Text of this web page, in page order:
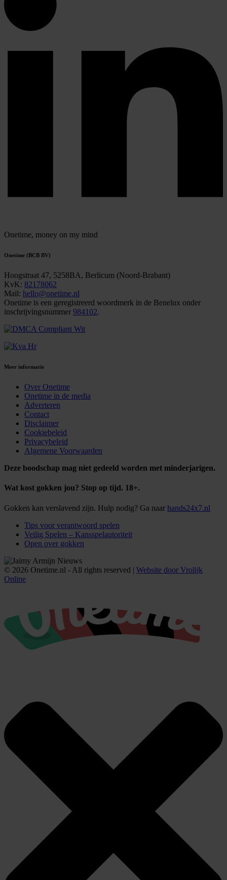
Onetime, money on my mind
Onetime (BCB BV)
Hoogstraat 47, 5258BA, Berlicum (Noord-Brabant)
KvK: 82178062
Mail: hello@onetime.nl
Onetime is een geregistreerd woordmerk in de Benelux onder
inschrijvingsnummer 984102.
Meer informatie
Over Onetime
Onetime in de media
Adverteren
Contact
Disclaimer
Cookiebeleid
Privacybeleid
Algemene Voorwaarden
Deze boodschap mag niet gedeeld worden met minderjarigen.
Wat kost gokken jou? Stop op tijd. 18+.
Gokken kan verslavend zijn. Hulp nodig? Ga naar hands24x7.nl
Tips voor verantwoord spelen
Veilig Spelen – Kansspelautoriteit
Open over gokken
© 2026 Onetime.nl - All rights reserved | Website door Vrolijk
Online